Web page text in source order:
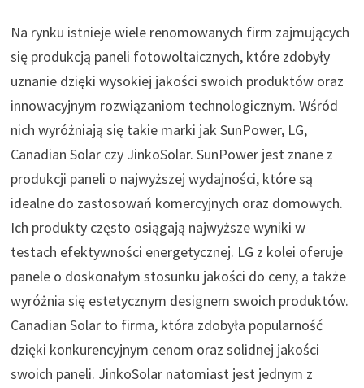
Na rynku istnieje wiele renomowanych firm zajmujących
się produkcją paneli fotowoltaicznych, które zdobyły
uznanie dzięki wysokiej jakości swoich produktów oraz
innowacyjnym rozwiązaniom technologicznym. Wśród
nich wyróżniają się takie marki jak SunPower, LG,
Canadian Solar czy JinkoSolar. SunPower jest znane z
produkcji paneli o najwyższej wydajności, które są
idealne do zastosowań komercyjnych oraz domowych.
Ich produkty często osiągają najwyższe wyniki w
testach efektywności energetycznej. LG z kolei oferuje
panele o doskonałym stosunku jakości do ceny, a także
wyróżnia się estetycznym designem swoich produktów.
Canadian Solar to firma, która zdobyła popularność
dzięki konkurencyjnym cenom oraz solidnej jakości
swoich paneli. JinkoSolar natomiast jest jednym z